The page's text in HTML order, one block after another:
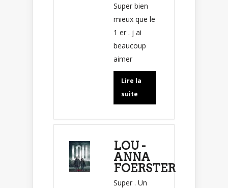
Super bien
mieux que le
1 er . j ai
beaucoup
aimer
Lire la
suite
LOU -
ANNA
FOERSTER
Super . Un